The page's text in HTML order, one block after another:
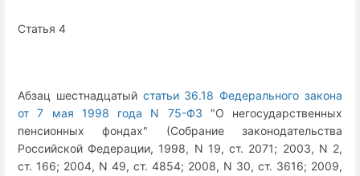
Статья 4
Абзац шестнадцатый статьи 36.18 Федерального закона
от 7 мая 1998 года N 75-ФЗ "О негосударственных
пенсионных фондах" (Собрание законодательства
Российской Федерации, 1998, N 19, ст. 2071; 2003, N 2,
ст. 166; 2004, N 49, ст. 4854; 2008, N 30, ст. 3616; 2009,